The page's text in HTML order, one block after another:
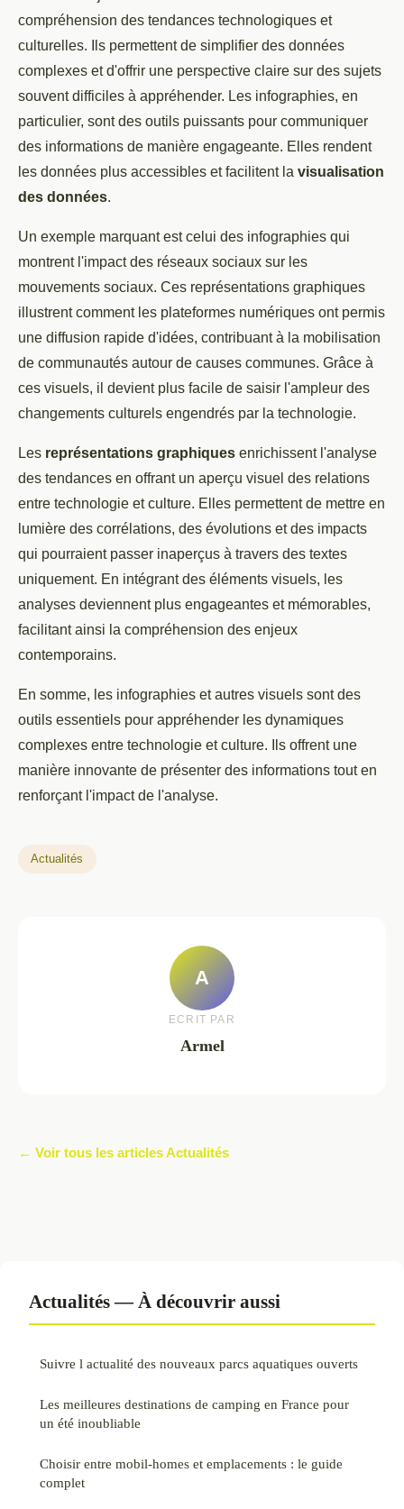
compréhension des tendances technologiques et
culturelles. Ils permettent de simplifier des données
complexes et d'offrir une perspective claire sur des sujets
souvent difficiles à appréhender. Les infographies, en
particulier, sont des outils puissants pour communiquer
des informations de manière engageante. Elles rendent
les données plus accessibles et facilitent la visualisation
des données.
Un exemple marquant est celui des infographies qui
montrent l'impact des réseaux sociaux sur les
mouvements sociaux. Ces représentations graphiques
illustrent comment les plateformes numériques ont permis
une diffusion rapide d'idées, contribuant à la mobilisation
de communautés autour de causes communes. Grâce à
ces visuels, il devient plus facile de saisir l'ampleur des
changements culturels engendrés par la technologie.
Les représentations graphiques enrichissent l'analyse
des tendances en offrant un aperçu visuel des relations
entre technologie et culture. Elles permettent de mettre en
lumière des corrélations, des évolutions et des impacts
qui pourraient passer inaperçus à travers des textes
uniquement. En intégrant des éléments visuels, les
analyses deviennent plus engageantes et mémorables,
facilitant ainsi la compréhension des enjeux
contemporains.
En somme, les infographies et autres visuels sont des
outils essentiels pour appréhender les dynamiques
complexes entre technologie et culture. Ils offrent une
manière innovante de présenter des informations tout en
renforçant l'impact de l'analyse.
Actualités
A
ECRIT PAR
Armel
← Voir tous les articles Actualités
Actualités — À découvrir aussi
Suivre l actualité des nouveaux parcs aquatiques ouverts
Les meilleures destinations de camping en France pour
un été inoubliable
Choisir entre mobil-homes et emplacements : le guide
complet